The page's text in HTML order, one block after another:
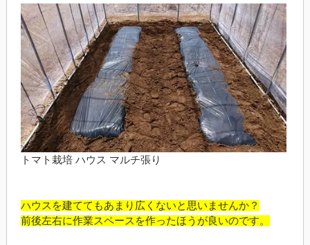
トマト栽培 ハウス マルチ張り
ハウスを建ててもあまり広くないと思いませんか？
前後左右に作業スペースを作ったほうが良いのです。